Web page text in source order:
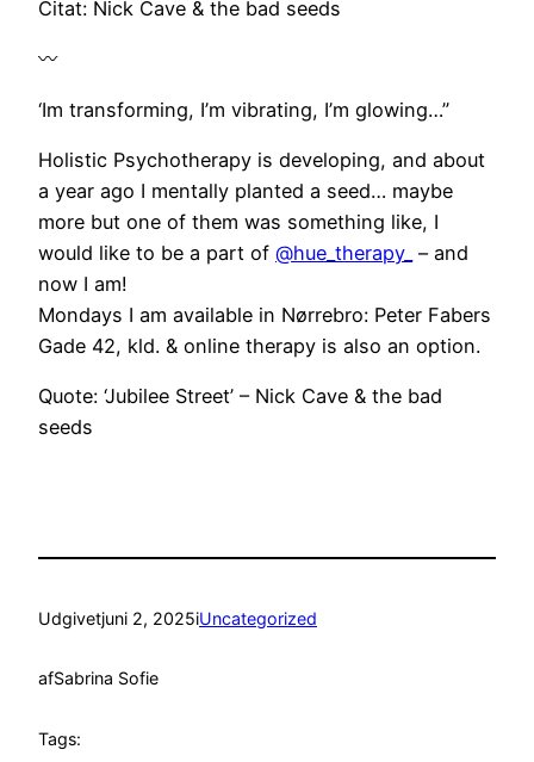
Citat: Nick Cave & the bad seeds
〰️
‘Im transforming, I’m vibrating, I’m glowing…”
Holistic Psychotherapy is developing, and about
a year ago I mentally planted a seed… maybe
more but one of them was something like, I
would like to be a part of @hue_therapy_ – and
now I am!
Mondays I am available in Nørrebro: Peter Fabers
Gade 42, kld. & online therapy is also an option.
Quote: ‘Jubilee Street’ – Nick Cave & the bad
seeds
Udgivetjuni 2, 2025iUncategorized
afSabrina Sofie
Tags: